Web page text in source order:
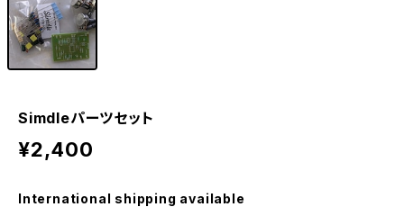
Simdleパーツセット
¥2,400
International shipping available